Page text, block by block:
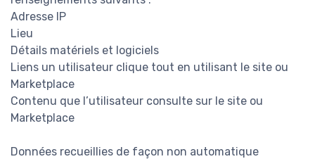
Adresse IP
Lieu
Détails matériels et logiciels
Liens un utilisateur clique tout en utilisant le site ou
Marketplace
Contenu que l’utilisateur consulte sur le site ou
Marketplace
Données recueillies de façon non automatique